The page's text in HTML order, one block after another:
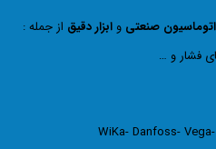
صنعتی و ابزار دقیق از جمله :
فشار و …
WiKa- Danfoss-